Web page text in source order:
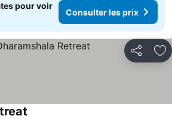
pour voir
Consulter les prix
Partager